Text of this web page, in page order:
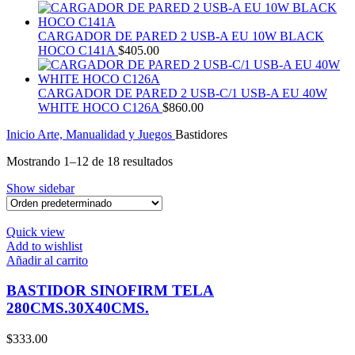
CARGADOR DE PARED 2 USB-A EU 10W BLACK
HOCO C141A $405.00
CARGADOR DE PARED 2 USB-C/1 USB-A EU 40W
WHITE HOCO C126A $860.00
Inicio Arte, Manualidad y Juegos Bastidores
Mostrando 1–12 de 18 resultados
Show sidebar
Quick view
Add to wishlist
Añadir al carrito
BASTIDOR SINOFIRM TELA
280CMS.30X40CMS.
$333.00